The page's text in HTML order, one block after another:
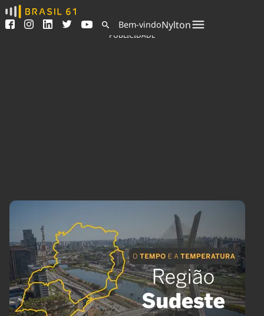
Ver todas as notícias
Podcasts
Indicadores
Brasil
Brasil Mineral
Ciência &
Tecnologia
Cinema
Cultura
Economia
Educação
Infraestrutura
Internacional
Meio Ambiente
Podcast
Política
Saúde
Tempo
Bem-vindoNylton
PUBLICIDADE